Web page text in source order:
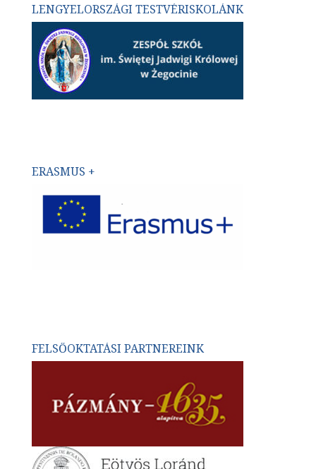
LENGYELORSZÁGI TESTVÉRISKOLÁNK
ERASMUS +
FELSŐOKTATÁSI PARTNEREINK